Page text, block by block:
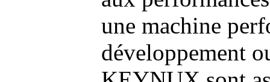
une machine
développement